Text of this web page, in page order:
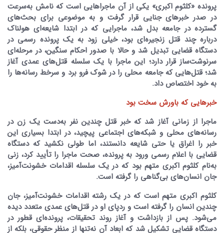
پرونده «کلثوم اکبری» یکی از آن ماجراهایی است که نامش به‌سرعت
در صدر خبرهای جنایی قرار گرفت و به موضوعی برای بحث‌های
گسترده در جامعه بدل شد، ماجرایی که در ابتدا شایعه‌ای هولناک
درباره چند قتل زنجیره‌ای بود، خیلی زود به یک پرونده رسمی در
دستگاه قضایی تبدیل شد و حالا با صدور احکام سنگین، در مرحله‌ای
سرنوشت‌ساز قرار دارد؛ این ماجرا با یک سلسله قتل‌های عمدی آغاز
شد؛ قتل‌هایی که جامعه محلی را در شوک فرو برد و سرخط رسانه‌ها را
به خود اختصاص داد.
‌خبرهایی که باورش سخت بود
ماجرا از زمانی آغاز شد که خبر قتل چندین نفر به‌دست یک زن در
رسانه‌های محلی و شبکه‌های اجتماعی پیچید، در ابتدا بسیاری این
خبر را اغراق یا حتی شایعه دانستند، اما طولی نکشید که دستگاه
قضایی با اعلام رسمی ورود به پرونده، صحت ماجرا را تأیید کرد، زنی
به‌نام کلثوم اکبری متهم بود که در یک سلسله اقدامات خشونت‌آمیز،
جان انسان‌های بی‌گناهی را گرفته است.
کلثوم اکبری متهم است که در یک رشته اقدامات خشونت‌آمیز، جان
چندین انسان را گرفته است و ردپای او در قتل‌های عمدی متعدد دیده
می‌شود. پس از بازداشت و آغاز روند تحقیقات، پرونده‌ای قطور در
دستگاه قضایی تشکیل شد که ابعاد آن نه‌تنها از منظر حقوقی، بلکه از